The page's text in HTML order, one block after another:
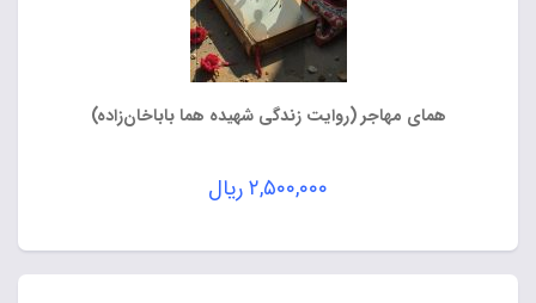
همای مهاجر (روایت زندگی شهیده هما باباخان‌زاده)
۲,۵۰۰,۰۰۰ریال